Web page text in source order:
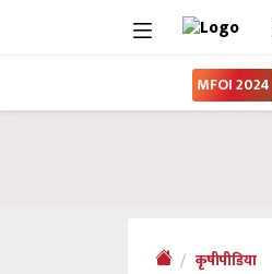
MFOI 2024
कृषीपीडिया